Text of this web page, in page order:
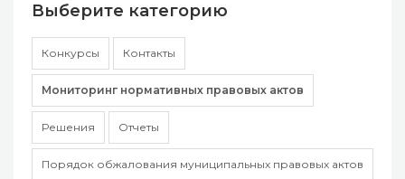
Выберите категорию
Конкурсы Контакты
Мониторинг нормативных правовых актов
Решения Отчеты
Порядок обжалования муниципальных правовых актов